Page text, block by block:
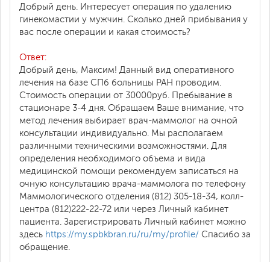
Добрый день. Интересует операция по удалению
гинекомастии у мужчин. Сколько дней прибывания у
вас после операции и какая стоимость?
Ответ:
Добрый день, Максим! Данный вид оперативного
лечения на базе СПб больницы РАН проводим.
Стоимость операции от 30000руб. Пребывание в
стационаре 3-4 дня. Обращаем Ваше внимание, что
метод лечения выбирает врач-маммолог на очной
консультации индивидуально. Мы располагаем
различными техническими возможностями. Для
определения необходимого объема и вида
медицинской помощи рекомендуем записаться на
очную консультацию врача-маммолога по телефону
Маммологического отделения (812) 305-18-34, колл-
центра (812)222-22-72 или через Личный кабинет
пациента. Зарегистрировать Личный кабинет можно
здесь https://my.spbkbran.ru/ru/my/profile/ Спасибо за
обращение.